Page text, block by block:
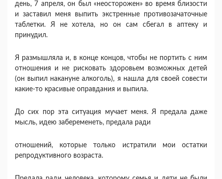
день, 7 апреля, он был «неосторожен» во время близости
и заставил меня выпить экстренные противозачаточные
таблетки. Я не хотела, но он сам сбегал в аптеку и
принудил.
Я размышляла и, в конце концов, чтобы не портить с ним
отношения и не рисковать здоровьем возможных детей
(он выпил накануне алкоголь), я нашла для своей совести
какие-то красивые оправдания и выпила.
До сих пор эта ситуация мучает меня. Я предала даже
мысль, идею забеременеть, предала ради
отношений, которые только истратили мои остатки
репродуктивного возраста.